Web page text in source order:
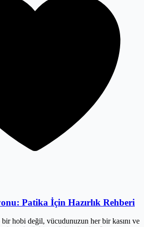
Patika İçin Hazırlık Rehberi
hobi değil, vücudunuzun her bir kasını ve